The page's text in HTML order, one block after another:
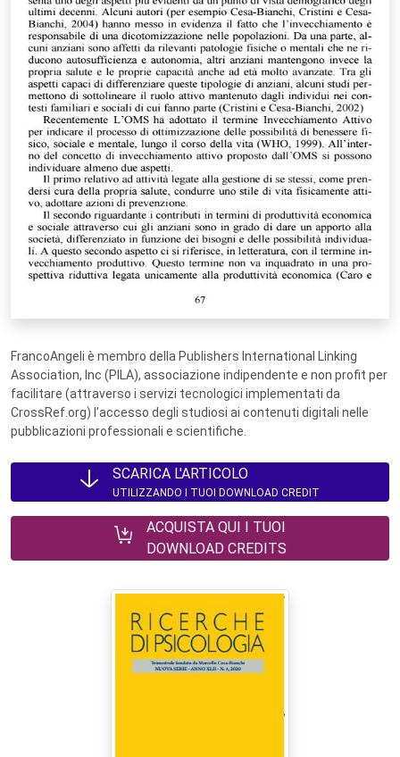
FrancoAngeli è membro della Publishers International Linking
Association, Inc (PILA), associazione indipendente e non profit per
facilitare (attraverso i servizi tecnologici implementati da
CrossRef.org) l’accesso degli studiosi ai contenuti digitali nelle
pubblicazioni professionali e scientifiche.
SCARICA L'ARTICOLO
UTILIZZANDO I TUOI DOWNLOAD CREDIT
ACQUISTA QUI I TUOI
DOWNLOAD CREDITS